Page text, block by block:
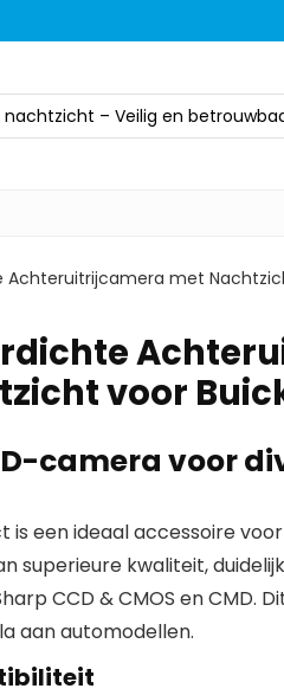
– Veilig en
Achteruitrijcamera met
voor
camera voor
is een ideaal accessoire
superieure kwaliteit,
CCD & CMOS en CMD.
aan automodellen.